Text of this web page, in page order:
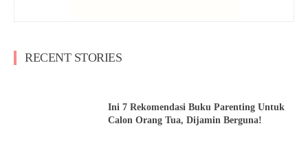
RECENT STORIES
Ini 7 Rekomendasi Buku Parenting Untuk
Calon Orang Tua, Dijamin Berguna!